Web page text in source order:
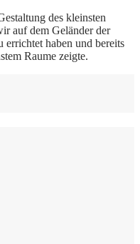
des kleinsten
auf dem Geländer der
errichtet haben und bereits
Raume zeigte.